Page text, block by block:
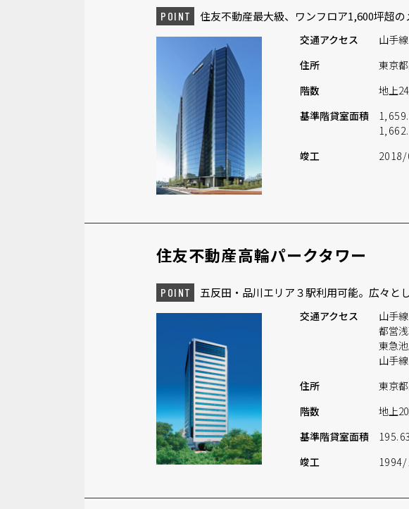
POINT 住友不動産最大級、ワンフロア1,600坪超
交通アクセス 山手
住所
東京
階数
地上
基準階貸室面積
竣工
2018/
住友不動産高輪パークタワー
POINT 五反田・品川エリア３駅利用可能。広々と
交通アクセス 山手線
都営
東急
山手
住所
東京
階数
地上
基準階貸室面積
竣工
1994/